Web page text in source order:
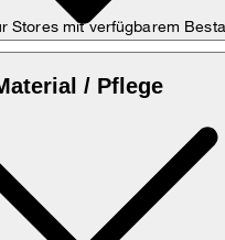
Stores mit verfügbarem
/ Pflege